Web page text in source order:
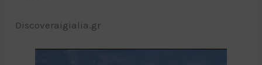
Discoveraigialia.gr